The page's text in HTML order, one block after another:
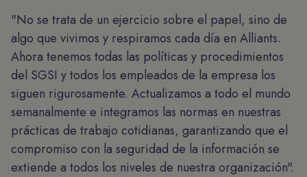
"No se trata de un ejercicio sobre el papel, sino de
algo que vivimos y respiramos cada día en Alliants.
Ahora tenemos todas las políticas y procedimientos
del SGSI y todos los empleados de la empresa los
siguen rigurosamente. Actualizamos a todo el mundo
semanalmente e integramos las normas en nuestras
prácticas de trabajo cotidianas, garantizando que el
compromiso con la seguridad de la información se
extiende a todos los niveles de nuestra organización".